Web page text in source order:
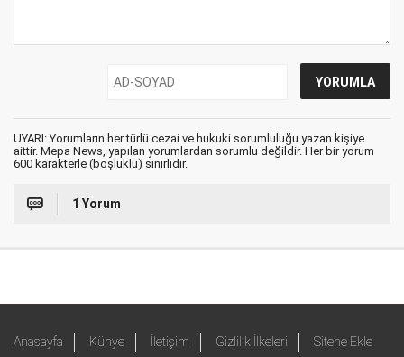
UYARI: Yorumların her türlü cezai ve hukuki sorumluluğu yazan kişiye
aittir. Mepa News, yapılan yorumlardan sorumlu değildir. Her bir yorum
600 karakterle (boşluklu) sınırlıdır.
1 Yorum
Anasayfa Künye İletişim Gizlilik İlkeleri Sitene Ekle